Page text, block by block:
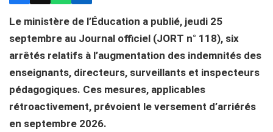
Le ministère de l’Éducation a publié, jeudi 25
septembre au Journal officiel (JORT n° 118), six
arrêtés relatifs à l’augmentation des indemnités des
enseignants, directeurs, surveillants et inspecteurs
pédagogiques. Ces mesures, applicables
rétroactivement, prévoient le versement d’arriérés
en septembre 2026.